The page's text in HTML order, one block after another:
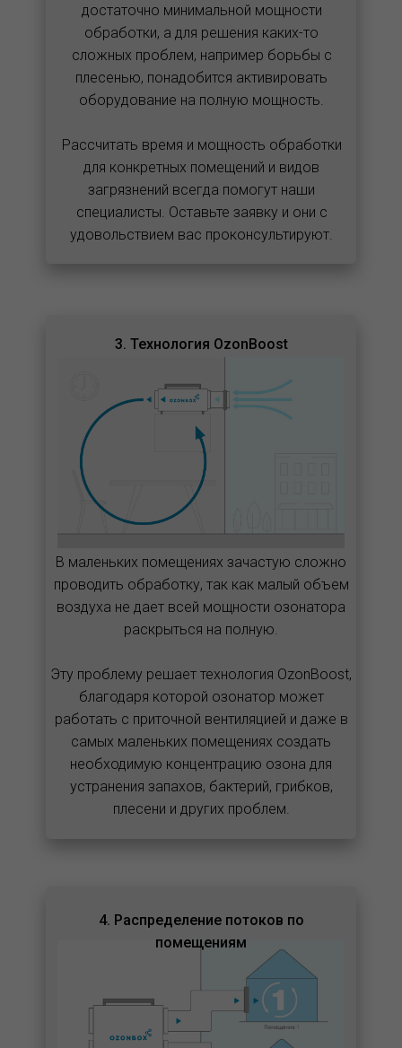
достаточно минимальной мощности
обработки, а для решения каких-то
сложных проблем, например борьбы с
плесенью, понадобится активировать
оборудование на полную мощность.
Рассчитать время и мощность обработки
для конкретных помещений и видов
загрязнений всегда помогут наши
специалисты. Оставьте заявку и они с
удовольствием вас проконсультируют.
3. Технология OzonBoost
В маленьких помещениях зачастую сложно
проводить обработку, так как малый объем
воздуха не дает всей мощности озонатора
раскрыться на полную.
Эту проблему решает технология OzonBoost,
благодаря которой озонатор может
работать с приточной вентиляцией и даже в
самых маленьких помещениях создать
необходимую концентрацию озона для
устранения запахов, бактерий, грибков,
плесени и других проблем.
4. Распределение потоков по
помещениям